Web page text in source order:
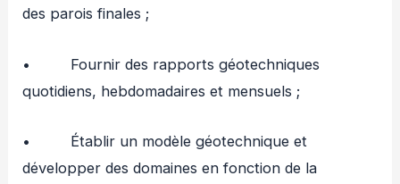
des parois finales ;
• Fournir des rapports géotechniques
quotidiens, hebdomadaires et mensuels ;
• Établir un modèle géotechnique et
développer des domaines en fonction de la